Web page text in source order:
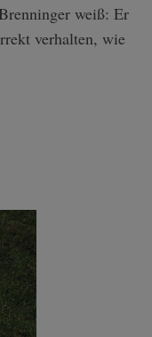
weiß: Er
verhalten, wie